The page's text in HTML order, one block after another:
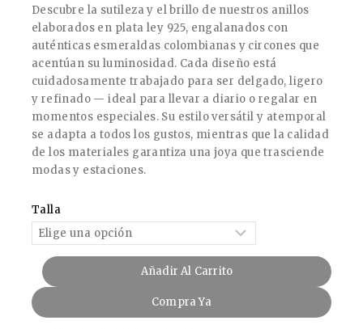
Descubre la sutileza y el brillo de nuestros anillos
elaborados en plata ley 925, engalanados con
auténticas esmeraldas colombianas y circones que
acentúan su luminosidad. Cada diseño está
cuidadosamente trabajado para ser delgado, ligero
y refinado — ideal para llevar a diario o regalar en
momentos especiales. Su estilo versátil y atemporal
se adapta a todos los gustos, mientras que la calidad
de los materiales garantiza una joya que trasciende
modas y estaciones.
Talla
Añadir Al Carrito
Compra Ya